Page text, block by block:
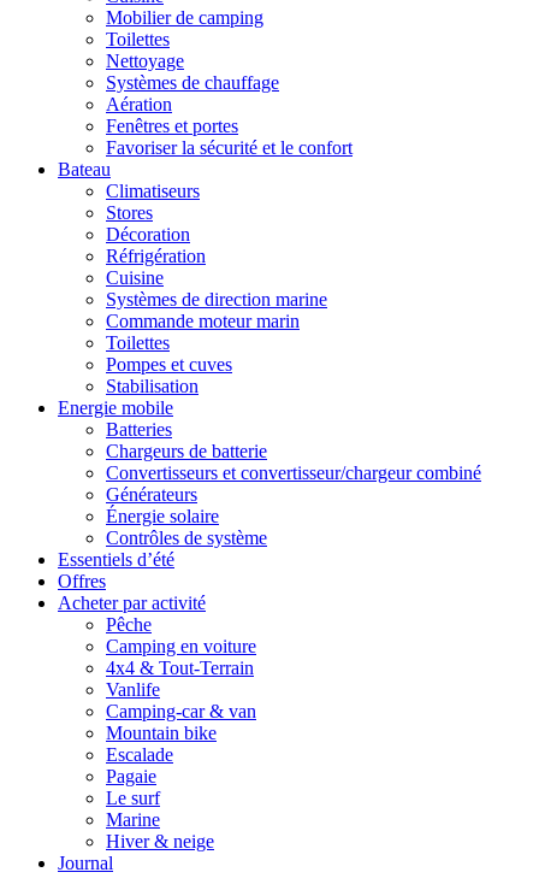
Mobilier de camping
Toilettes
Nettoyage
Systèmes de chauffage
Aération
Fenêtres et portes
Favoriser la sécurité et le confort
Bateau
Climatiseurs
Stores
Décoration
Réfrigération
Cuisine
Systèmes de direction marine
Commande moteur marin
Toilettes
Pompes et cuves
Stabilisation
Energie mobile
Batteries
Chargeurs de batterie
Convertisseurs et convertisseur/chargeur combiné
Générateurs
Énergie solaire
Contrôles de système
Essentiels d’été
Offres
Acheter par activité
Pêche
Camping en voiture
4x4 & Tout-Terrain
Vanlife
Camping-car & van
Mountain bike
Escalade
Pagaie
Le surf
Marine
Hiver & neige
Journal